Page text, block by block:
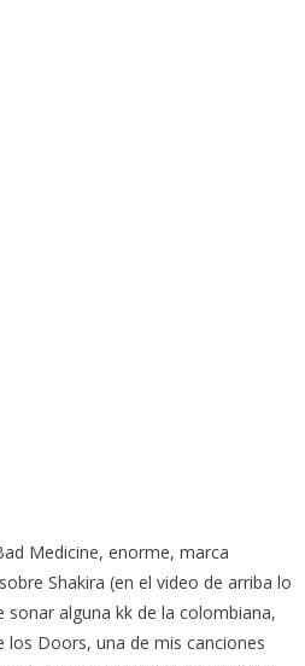
Medicine, enorme, marca
Shakira (en el video de arriba lo
sonar alguna kk de la colombiana,
los Doors, una de mis canciones